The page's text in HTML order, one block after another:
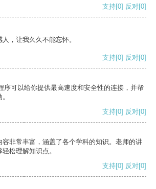
支持[0] 反对[0]
，让我久久不能忘怀。
支持[0] 反对[0]
序可以给你提供最高速度和安全性的连接，并帮
支持[0] 反对[0]
非常丰富，涵盖了各个学科的知识。老师的讲
松理解知识点。
支持[0] 反对[0]